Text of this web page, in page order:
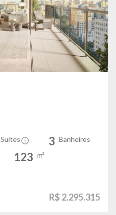
Suítes 3 Banheiros
123 m²
R$ 2.295.315